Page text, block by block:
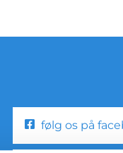
følg os på